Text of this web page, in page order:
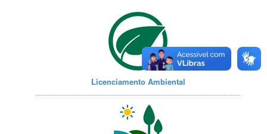
Licenciamento Ambiental